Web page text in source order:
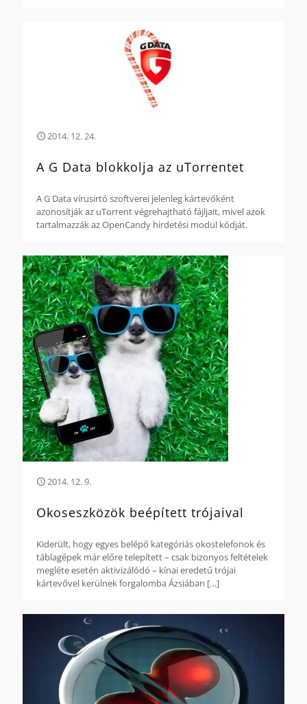
2014. 12. 24.
A G Data blokkolja az uTorrentet
A G Data vírusirtó szoftverei jelenleg kártevőként
azonosítják az uTorrent végrehajtható fájljait, mivel azok
tartalmazzák az OpenCandy hirdetési modul kódját.
2014. 12. 9.
Okoseszközök beépített trójaival
Kiderült, hogy egyes belépő kategóriás okostelefonok és
táblagépek már előre telepített – csak bizonyos feltételek
megléte esetén aktivizálódó – kínai eredetű trójai
kártevővel kerülnek forgalomba Ázsiában […]